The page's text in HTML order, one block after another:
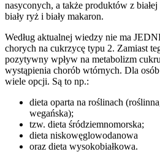
nasyconych, a także produktów z
biały ryż i biały makaron.
Według aktualnej wiedzy nie ma
chorych na cukrzycę typu 2. Zamiast
pozytywny wpływ na metabolizm
wystąpienia chorób wtórnych. Dla
wiele opcji. Są to np.:
dieta oparta na roślinach
wegańska);
tzw. dieta śródziemnomorska;
dieta niskowęglowodanowa
oraz dieta wysokobiałkowa.